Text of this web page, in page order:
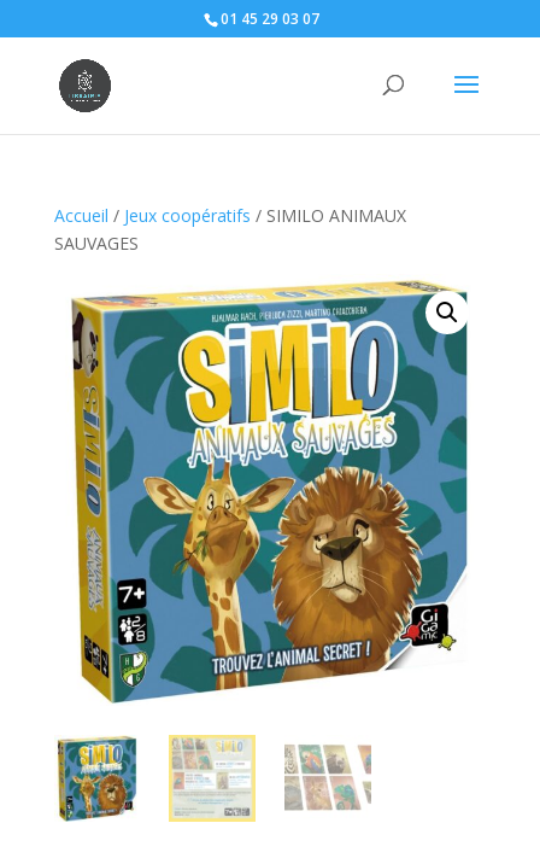
01 45 29 03 07
Accueil / Jeux coopératifs / SIMILO ANIMAUX
SAUVAGES